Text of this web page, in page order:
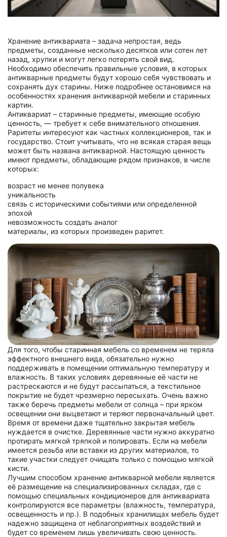
Хранение антиквариата – задача непростая, ведь
предметы, созданные несколько десятков или сотен лет
назад, хрупки и могут легко потерять свой вид.
Необходимо обеспечить правильные условия, в которых
антикварные предметы будут хорошо себя чувствовать и
сохранять дух старины. Ниже подробнее остановимся на
особенностях хранения антикварной мебели и старинных
картин.
Антиквариат – старинные предметы, имеющие особую
ценность, — требует к себе внимательного отношения.
Раритеты интересуют как частных коллекционеров, так и
государство. Стоит учитывать, что не всякая старая вещь
может быть названа антикварной. Настоящую ценность
имеют предметы, обладающие рядом признаков, в числе
которых:
возраст не менее полувека
уникальность
связь с историческими событиями или определенной
эпохой
невозможность создать аналог
материалы, из которых произведен раритет.
Для того, чтобы старинная мебель со временем не теряла
эффектного внешнего вида, обязательно нужно
поддерживать в помещении оптимальную температуру и
влажность. В таких условиях деревянные её части не
растрескаются и не будут рассыпаться, а текстильное
покрытие не будет чрезмерно пересыхать. Очень важно
также беречь предметы мебели от солнца – при ярком
освещении они выцветают и теряют первоначальный цвет.
Время от времени даже тщательно закрытая мебель
нуждается в очистке. Деревянные части нужно аккуратно
протирать мягкой тряпкой и полировать. Если на мебели
имеется резьба или вставки из других материалов, то
такие участки следует очищать только с помощью мягкой
кисти.
Лучшим способом хранение антикварной мебели является
её размещение на специализированных складах, где с
помощью специальных кондиционеров для антиквариата
контролируются все параметры (влажность, температура,
освещенность и пр.). В подобных хранилищах мебель будет
надежно защищена от неблагоприятных воздействий и
будет со временем лишь увеличивать свою ценность.